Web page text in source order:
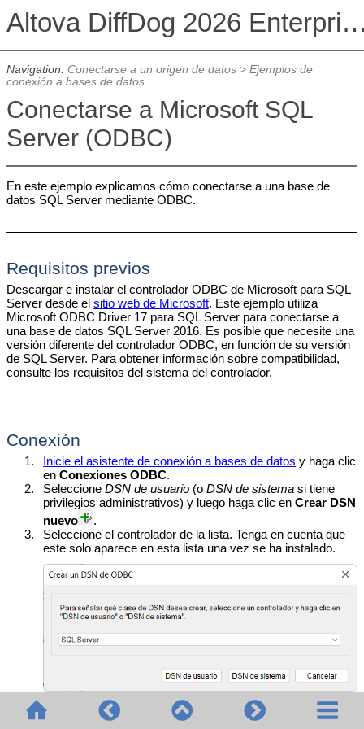
Altova DiffDog 2026
Navigation: Conectarse a un origen de datos> Ejemplos de
conexión a bases de datos
Conectarse a Microsoft SQL
Server (ODBC)
En este ejemplo explicamos cómo conectarse a una base de
datos SQL Server mediante ODBC.
Requisitos previos
Descargar e instalar el controlador ODBC de Microsoft para SQL
Server desde el sitio web de Microsoft. Este ejemplo utiliza
Microsoft ODBC Driver 17 para SQL Server para conectarse a
una base de datos SQL Server 2016. Es posible que necesite una
versión diferente del controlador ODBC, en función de su versión
de SQL Server. Para obtener información sobre compatibilidad,
consulte los requisitos del sistema del controlador.
Conexión
1. Inicie el asistente de conexión a bases de datos y haga clic
enConexiones ODBC.
2.
SeleccioneDSN de usuario (oDSN de sistema si tiene
privilegios administrativos) y luego haga clic enCrear DSN
nuevo
.
3.
Seleccione el controlador de la lista. Tenga en cuenta que
este solo aparece en esta lista una vez se ha instalado.
4. Haga clic enDSN de usuario DSN de sistemasi está
creando un DSN de sistema). Para crear un DSN de